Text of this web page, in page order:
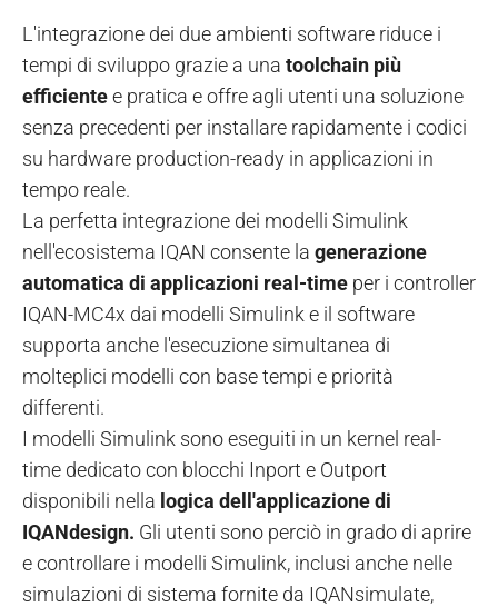
L'integrazione dei due ambienti software riduce i
tempi di sviluppo grazie a una toolchain più
efficientee pratica e offre agli utenti una soluzione
senza precedenti per installare rapidamente i codici
su hardware production-ready in applicazioni in
tempo reale.
La perfetta integrazione dei modelli Simulink
nell'ecosistema IQAN consente la generazione
automatica di applicazioni real-time per i controller
IQAN-MC4x dai modelli Simulink e il software
supporta anche l'esecuzione simultanea di
molteplici modelli con base tempi e priorità
differenti.
I modelli Simulink sono eseguiti in un kernel real-
time dedicato con blocchi Inport e Outport
disponibili nella logica dell'applicazione di
IQANdesign. Gli utenti sono perciò in grado di aprire
e controllare i modelli Simulink, inclusi anche nelle
simulazioni di sistema fornite da IQANsimulate,